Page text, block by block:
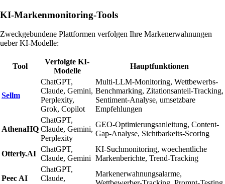
KI-Markenmonitoring-Tools
Zweckgebundene Plattformen verfolgen Ihre Markenerwahnungen
ueber KI-Modelle:
Tool
Verfolgte KI-
Modelle
Hauptfunktionen
Sellm
ChatGPT,
Claude, Gemini,
Perplexity,
Grok, Copilot
Multi-LLM-Monitoring, Wettbewerbs-
Benchmarking, Zitationsanteil-Tracking,
Sentiment-Analyse, umsetzbare
Empfehlungen
AthenaHQ
ChatGPT,
Claude, Gemini,
Perplexity
GEO-Optimierungsanleitung, Content-
Gap-Analyse, Sichtbarkeits-Scoring
Otterly.AI
ChatGPT,
Claude, Gemini
KI-Suchmonitoring, woechentliche
Markenberichte, Trend-Tracking
Peec AI
ChatGPT,
Claude,
Markenerwahnungsalarme,